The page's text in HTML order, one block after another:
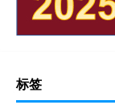
标签